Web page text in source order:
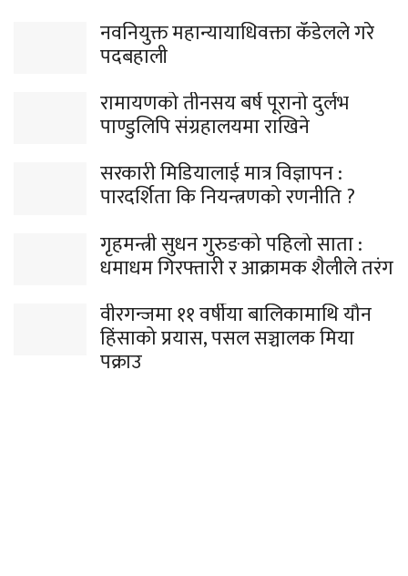
नवनियुक्त महान्यायाधिवक्ता कँडेलले गरे
पदबहाली
रामायणको तीनसय बर्ष पूरानो दुर्लभ
पाण्डुलिपि संग्रहालयमा राखिने
सरकारी मिडियालाई मात्र विज्ञापन :
पारदर्शिता कि नियन्त्रणको रणनीति ?
गृहमन्त्री सुधन गुरुङको पहिलो साता :
धमाधम गिरफ्तारी र आक्रामक शैलीले तरंग
वीरगन्जमा ११ वर्षीया बालिकामाथि यौन
हिंसाको प्रयास, पसल सञ्चालक मिया
पक्राउ